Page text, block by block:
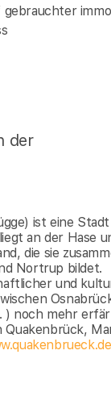
gebrauchter
der
ist eine
an der Hase
die sie
Nortrup bildet.
und
) noch mehr
Quakenbrück,